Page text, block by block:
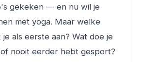
gekeken — en nu wil je
met yoga. Maar welke
als eerste aan? Wat doe je
nooit eerder hebt gesport?